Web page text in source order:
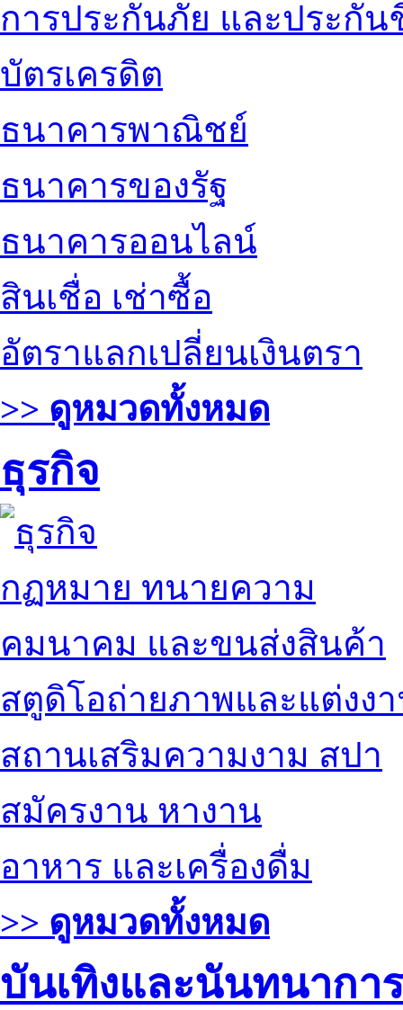
การประกันภัย และประกัน
บัตรเครดิต
ธนาคารพาณิชย์
ธนาคารของรัฐ
ธนาคารออนไลน์
สินเชื่อ เช่าซื้อ
อัตราแลกเปลี่ยนเงินตรา
>> ดูหมวดทั้งหมด
ธุรกิจ
กฏหมาย ทนายความ
คมนาคม และขนส่งสินค้า
สตูดิโอถ่ายภาพและแต่งง
สถานเสริมความงาม สปา
สมัครงาน หางาน
อาหาร และเครื่องดื่ม
>> ดูหมวดทั้งหมด
บันเทิงและนันทนาการ